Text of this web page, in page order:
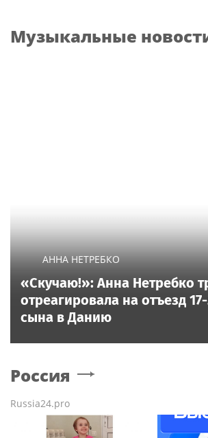
Музыкальные
АННА НЕТРЕБКО
«Скучаю!»: Анна Нетребко
отреагировала на отъезд
сына в Данию
Россия
Russia24.pro